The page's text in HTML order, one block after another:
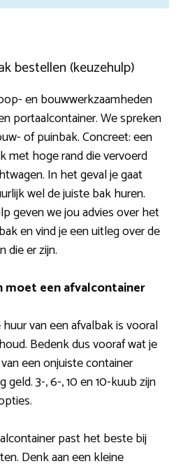
bestellen (keuzehulp)
en bouwwerkzaamheden
portaalcontainer. We spreken
of puinbak. Concreet: een
met hoge rand die vervoerd
In het geval je gaat
wel de juiste bak huren.
geven we jou advies over het
en vind je een uitleg over de
die er zijn.
een afvalcontainer
van een afvalbak is vooral
Bedenk dus vooraf wat je
een onjuiste container
3-, 6-, 10 en 10-kuub zijn
past het beste bij
Denk aan een kleine